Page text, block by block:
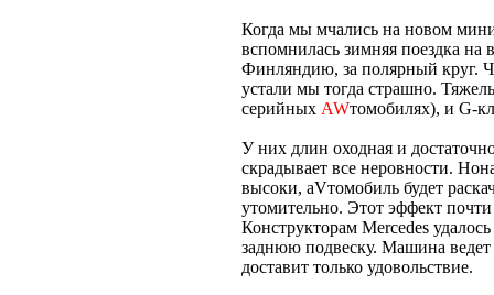
Когда мы мчались на новом
вспомнилась зимняя поездка
Финляндию, за полярный круг.
устали мы тогда страшно.
серийных AWтомобилях), и G-
У них длин оходная и
скрадывает все неровности.
высоки, аVтомобиль будет
утомительно. Этот эффект
Конструкторам Mercedes
заднюю подвеску. Машина ведет
доставит только удовольствие.